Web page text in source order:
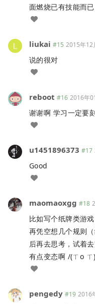
面燃烧已有技能而已
liukai #15 2015年12
说的很对
reboot #16 2016年
谢谢啊 学习一定要
u1451896373 #17
Good
maomaoxgg #18
比如写个纸牌类游
再凭空想几个规则
后再去思考，试着
有点变态啊 /(ㄒo
pengedy #19 2016